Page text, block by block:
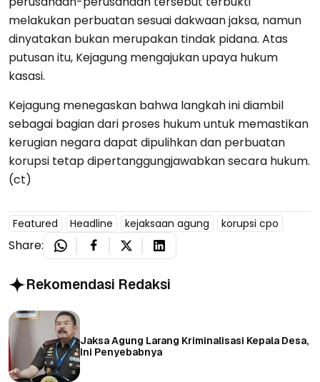
melakukan perbuatan sesuai dakwaan jaksa, namun
dinyatakan bukan merupakan tindak pidana. Atas
putusan itu, Kejagung mengajukan upaya hukum
kasasi.
Kejagung menegaskan bahwa langkah ini diambil
sebagai bagian dari proses hukum untuk memastikan
kerugian negara dapat dipulihkan dan perbuatan
korupsi tetap dipertanggungjawabkan secara hukum.
(ct)
Featured Headline kejaksaan agung korupsi cpo
Share:
Rekomendasi Redaksi
Jaksa Agung Larang Kriminalisasi Kepala Desa,
Ini Penyebabnya